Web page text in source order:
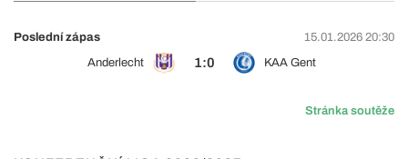
Poslední zápas
15.01.2026 20:30
Anderlecht
1:0 KAA Gent
Stránka soutěže